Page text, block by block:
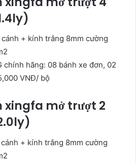
+ kính trắng 8mm cường
chính hãng: 08 bánh xe đơn, 02
VNĐ/ bộ
xingfa mở trượt 2
+ kính trắng 8mm cường